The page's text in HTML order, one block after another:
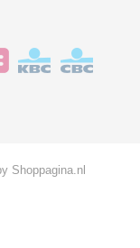
Shoppagina.nl